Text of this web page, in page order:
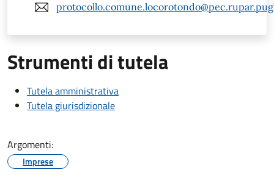
Strumenti di tutela
Tutela amministrativa
Tutela giurisdizionale
Argomenti:
Imprese